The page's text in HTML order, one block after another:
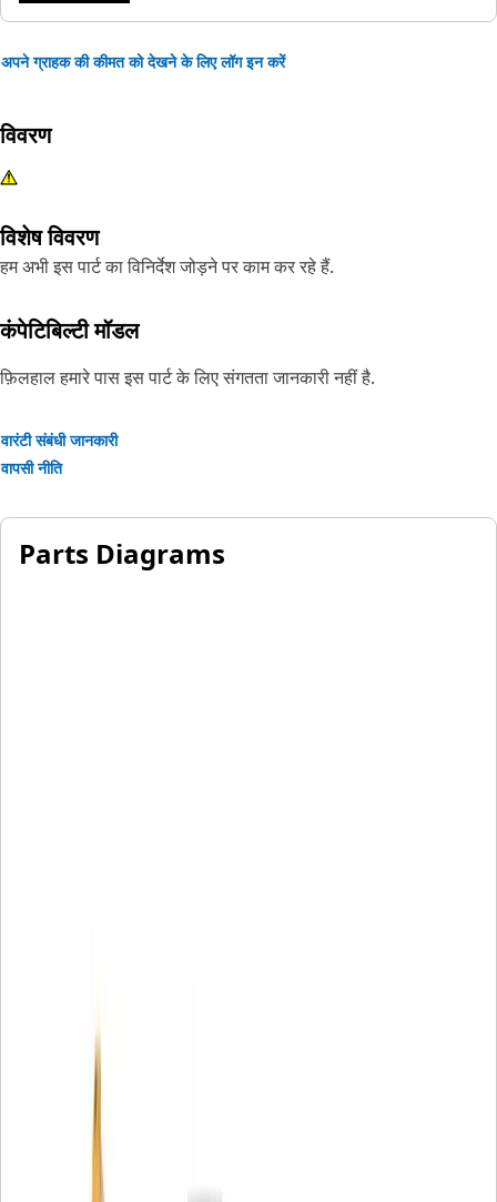
अपने ग्राहक की कीमत को देखने के लिए लॉग इन करें
विवरण
विशेष विवरण
हम अभी इस पार्ट का विनिर्देश जोड़ने पर काम कर रहे हैं.
कंपेटिबिल्टी मॉडल
फ़िलहाल हमारे पास इस पार्ट के लिए संगतता जानकारी नहीं है.
वारंटी संबंधी जानकारी
वापसी नीति
Parts Diagrams